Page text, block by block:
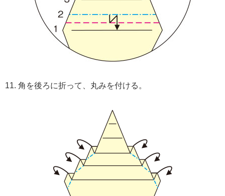
11. 角を後ろに折って、丸みを付ける。